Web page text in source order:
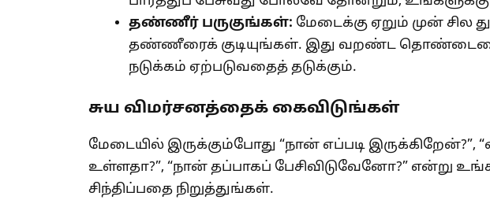
தண்ணீர் பருகுங்கள்: மேடைக்கு ஏறும் முன் சில
தண்ணீரைக் குடியுங்கள். இது வறண்ட தொண்டையைச்
நடுக்கம் ஏற்படுவதைத் தடுக்கும்.
சுய விமர்சனத்தைக் கைவிடுங்கள்
மேடையில் இருக்கும்போது “நான் எப்படி
உள்ளதா?”, “நான் தப்பாகப் பேசிவிடுவேனோ?” என்று
சிந்திப்பதை நிறுத்துங்கள்.